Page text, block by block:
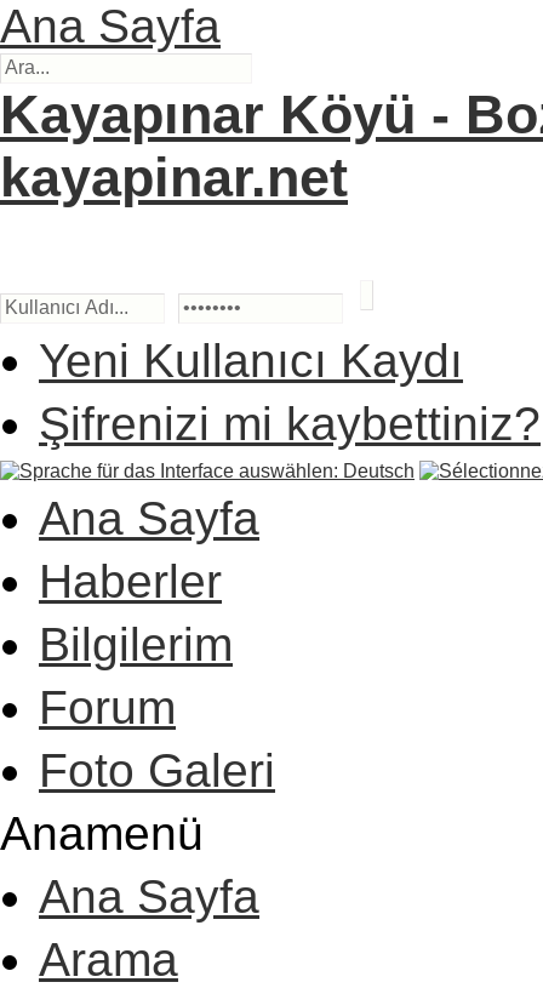
Ana Sayfa
Kayapınar Köyü -
kayapinar.net
Yeni Kullanıcı Kaydı
Şifrenizi mi kaybettiniz?
Ana Sayfa
Haberler
Bilgilerim
Forum
Foto Galeri
Anamenü
Ana Sayfa
Arama